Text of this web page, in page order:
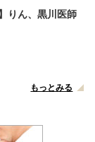
りん、黒川医師
もっとみる